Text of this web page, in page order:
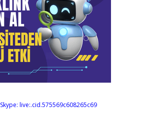
Skype: live:.cid.575569c608265c69